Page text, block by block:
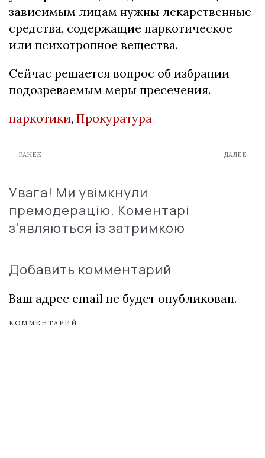
зависимым лицам нужны лекарственные
средства, содержащие наркотическое
или психотропное вещества.
Сейчас решается вопрос об избрании
подозреваемым меры пресечения.
наркотики, Прокуратура
← РАНЕЕ ДАЛЕЕ →
Увага! Ми увімкнули
премодерацію. Коментарі
з'являються із затримкою
Добавить комментарий
Ваш адрес email не будет опубликован.
КОММЕНТАРИЙ